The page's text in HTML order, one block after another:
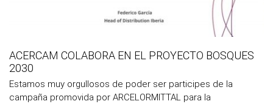
ACERCAM COLABORA EN EL PROYECTO BOSQUES
2030
Estamos muy orgullosos de poder ser participes de la
campaña promovida por ARCELORMITTAL para la